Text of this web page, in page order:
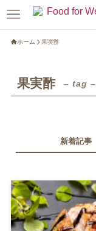
ホーム 果実酢
果実酢 – tag –
新着記事